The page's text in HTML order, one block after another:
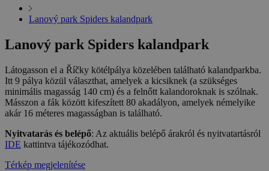
Lanový park Spiders kalandpark
Lanový park Spiders kalandpark
Látogasson el a Říčky kötélpálya közelében található kalandparkba.
Itt 9 pálya közül választhat, amelyek a kicsiknek (a szükséges
minimális magasság 140 cm) és a felnőtt kalandoroknak is szólnak.
Másszon a fák között kifeszített 80 akadályon, amelyek némelyike
akár 16 méteres magasságban is található.
Nyitvatarás és belépő: Az aktuális belépő árakról és nyitvatartásról
IDE kattintva tájékozódhat.
Térkép megjelenítése